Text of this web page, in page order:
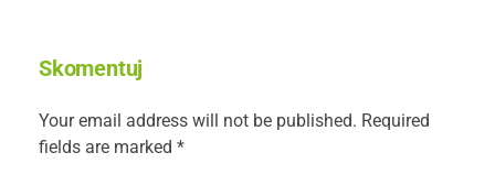
Skomentuj
Your email address will not be published. Required
fields are marked *